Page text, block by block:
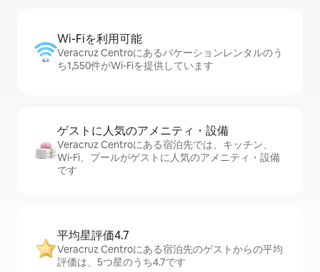
Wi-Fiを利⁠用⁠可⁠能
Veracruz Centroにあるバケーションレンタルのう
ち1,550件がWi-Fiを提供しています
ゲストに人⁠気⁠のア⁠メ⁠ニ⁠テ⁠ィ・設⁠備
Veracruz Centroにある宿泊先では、キッチン、
Wi-Fi、プールがゲストに人気のアメニティ・設備
です
平均星評価4.7
Veracruz Centroにある宿泊先のゲストからの平均
評価は、5つ星のうち4.7です